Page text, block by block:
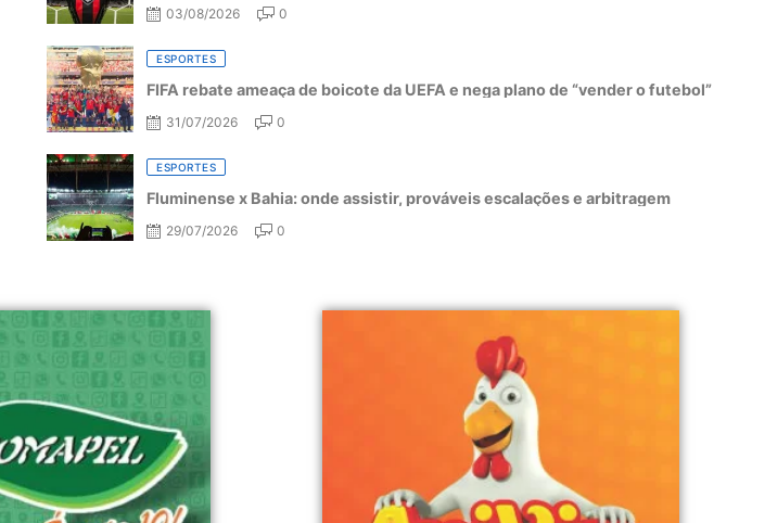
03/08/2026 0
ESPORTES
FIFA rebate ameaça de boicote da UEFA e nega plano de “vender o futebol”
31/07/2026 0
ESPORTES
Fluminense x Bahia: onde assistir, prováveis escalações e arbitragem
29/07/2026 0